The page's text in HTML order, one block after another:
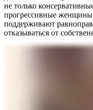
не только
прогрессивные
поддерживают
отказываться от